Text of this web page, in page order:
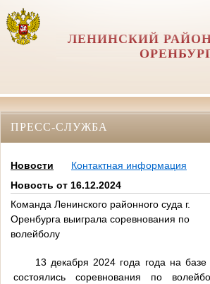
ЛЕНИНСКИЙ
ПРЕСС-СЛУЖБА
Новости
Контактная информация
Новость от 16.12.2024
Команда Ленинского районного суда г.
Оренбурга выиграла соревнования по
волейболу
13 декабря 2024 года года на базе
состоялись соревнования по